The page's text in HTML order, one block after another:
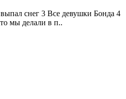
снег 3 Все девушки Бонда 4
мы делали в п..